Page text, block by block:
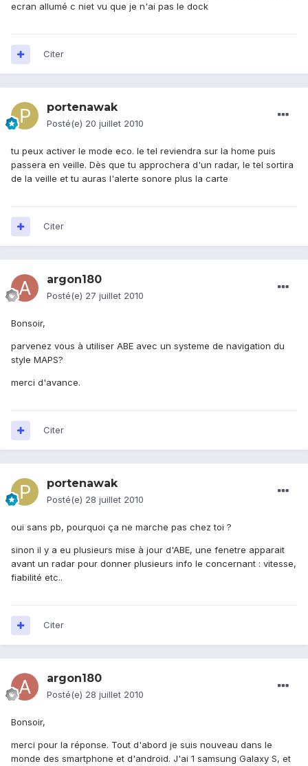
ecran allumé c niet vu que je n'ai pas le dock
Citer
portenawak
Posté(e) 20 juillet 2010
tu peux activer le mode eco. le tel reviendra sur la home puis
passera en veille. Dès que tu approchera d'un radar, le tel sortira
de la veille et tu auras l'alerte sonore plus la carte
Citer
argon180
Posté(e) 27 juillet 2010
Bonsoir,
parvenez vous à utiliser ABE avec un systeme de navigation du
style MAPS?
merci d'avance.
Citer
portenawak
Posté(e) 28 juillet 2010
oui sans pb, pourquoi ça ne marche pas chez toi ?
sinon il y a eu plusieurs mise à jour d'ABE, une fenetre apparait
avant un radar pour donner plusieurs info le concernant : vitesse,
fiabilité etc..
Citer
argon180
Posté(e) 28 juillet 2010
Bonsoir,
merci pour la réponse. Tout d'abord je suis nouveau dans le
monde des smartphone et d'android. J'ai 1 samsung Galaxy S, et